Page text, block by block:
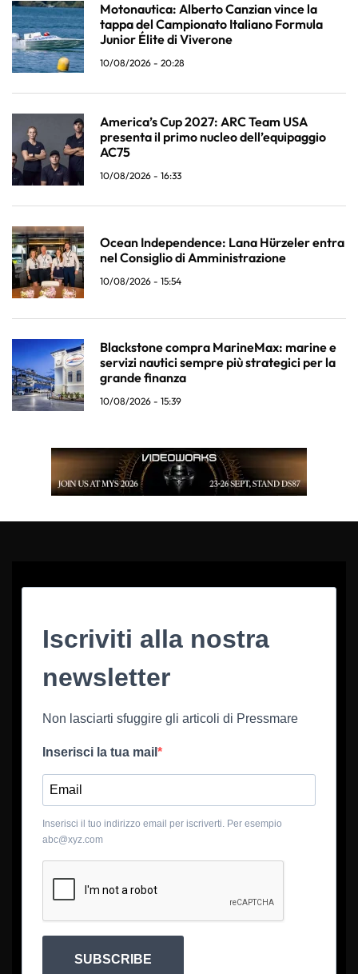
Motonautica: Alberto Canzian vince la
tappa del Campionato Italiano Formula
Junior Élite di Viverone
10/08/2026 - 20:28
America’s Cup 2027: ARC Team USA
presenta il primo nucleo dell’equipaggio
AC75
10/08/2026 - 16:33
Ocean Independence: Lana Hürzeler entra
nel Consiglio di Amministrazione
10/08/2026 - 15:54
Blackstone compra MarineMax: marine e
servizi nautici sempre più strategici per la
grande finanza
10/08/2026 - 15:39
Iscriviti alla nostra
newsletter
Non lasciarti sfuggire gli articoli di Pressmare
Inserisci la tua mail
Inserisci il tuo indirizzo email per iscriverti. Per esempio
abc@xyz.com
SUBSCRIBE